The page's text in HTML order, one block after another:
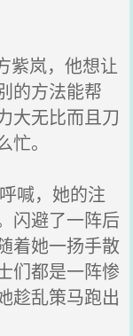
紫岚，他想让
的方法能帮
大无比而且刀
。
喊，她的注
闪避了一阵后
着她一扬手散
们都是一阵惨
趁乱策马跑出